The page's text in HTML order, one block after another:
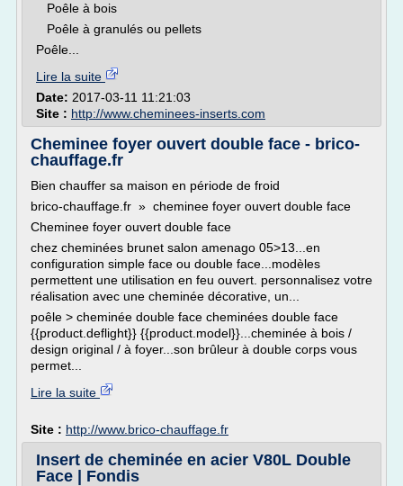
Poêle à bois
Poêle à granulés ou pellets
Poêle...
Lire la suite
Date: 2017-03-11 11:21:03
Site : http://www.cheminees-inserts.com
Cheminee foyer ouvert double face - brico-
chauffage.fr
Bien chauffer sa maison en période de froid
brico-chauffage.fr » cheminee foyer ouvert double face
Cheminee foyer ouvert double face
chez cheminées brunet salon amenago 05>13...en
configuration simple face ou double face...modèles
permettent une utilisation en feu ouvert. personnalisez votre
réalisation avec une cheminée décorative, un...
poêle > cheminée double face cheminées double face
{{product.deflight}} {{product.model}}...cheminée à bois /
design original / à foyer...son brûleur à double corps vous
permet...
Lire la suite
Site : http://www.brico-chauffage.fr
Insert de cheminée en acier V80L Double
Face | Fondis